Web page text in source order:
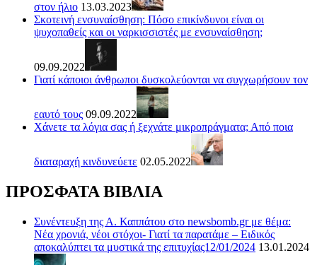
στον ήλιο 13.03.2023
Σκοτεινή ενσυναίσθηση: Πόσο επικίνδυνοι είναι οι
ψυχοπαθείς και οι ναρκισσιστές με ενσυναίσθηση;
09.09.2022
Γιατί κάποιοι άνθρωποι δυσκολεύονται να συγχωρήσουν τον
εαυτό τους 09.09.2022
Χάνετε τα λόγια σας ή ξεχνάτε μικροπράγματα; Από ποια
διαταραχή κινδυνεύετε 02.05.2022
ΠΡΟΣΦΑΤΑ ΒΙΒΛΙΑ
Συνέντευξη της Α. Καππάτου στο newsbomb.gr με θέμα:
Νέα χρονιά, νέοι στόχοι- Γιατί τα παρατάμε – Ειδικός
αποκαλύπτει τα μυστικά της επιτυχίας12/01/2024 13.01.2024